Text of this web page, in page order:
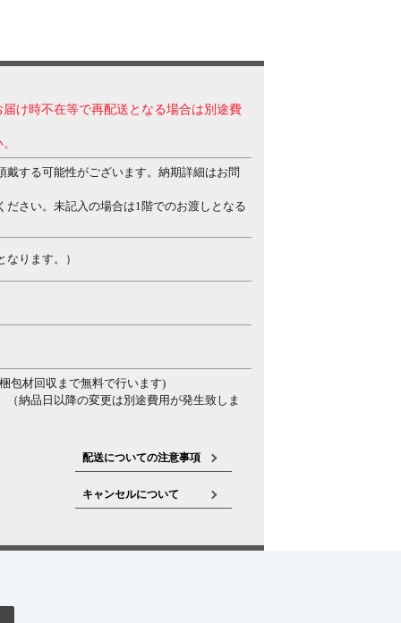
け時不在等で再配送となる場合は別途費
する可能性がございます。納期詳細はお問
さい。未記入の場合は1階でのお渡しとなる
ります。）
包材回収まで無料で行います)
納品日以降の変更は別途費用が発生致しま
配送についての注意事項
キャンセルについて